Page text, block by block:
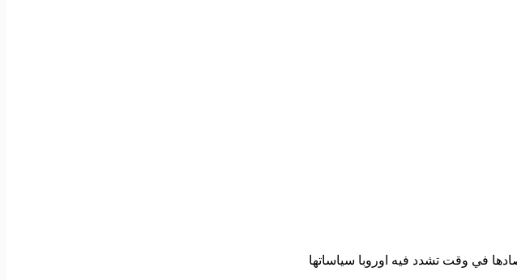
في وقت تشدد فيه اوروبا سياساتها